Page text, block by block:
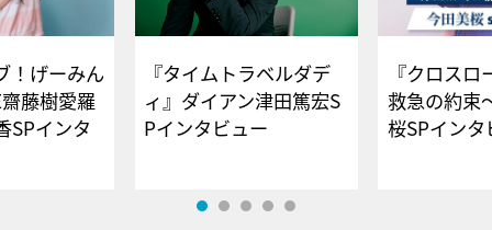
！げーみん
藤樹愛羅
SPインタ
『タイムトラベルダデ
ィ』ダイアン津田篤宏S
Pインタビュー
『クロス
救急の約束
桜SPイ